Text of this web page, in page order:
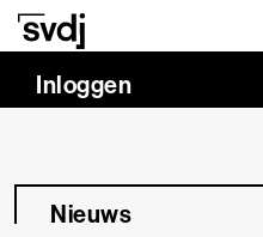
Naar hoofdinhoud
Inloggen
Nieuws